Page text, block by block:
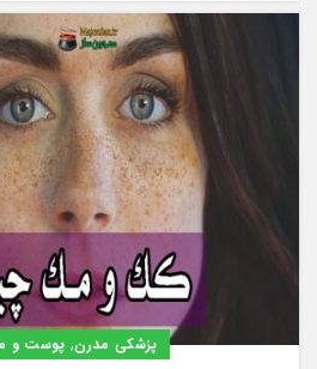
پزشکی مدرن, پوست و